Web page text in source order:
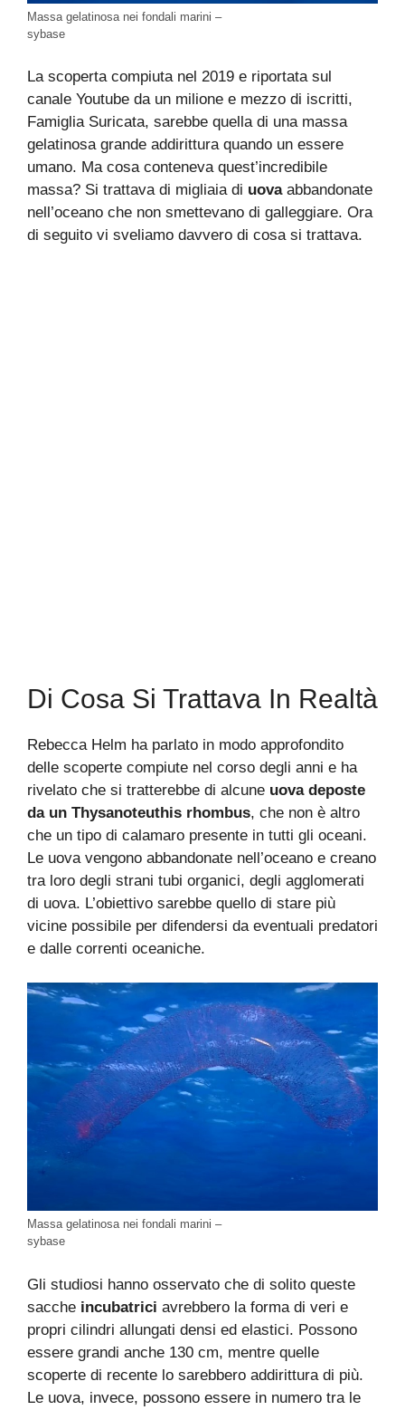
Massa gelatinosa nei fondali marini –
sybase
La scoperta compiuta nel 2019 e riportata sul
canale Youtube da un milione e mezzo di iscritti,
Famiglia Suricata, sarebbe quella di una massa
gelatinosa grande addirittura quando un essere
umano. Ma cosa conteneva quest’incredibile
massa? Si trattava di migliaia di uovaabbandonate
nell’oceano che non smettevano di galleggiare. Ora
di seguito vi sveliamo davvero di cosa si trattava.
Di Cosa Si Trattava In Realtà
Rebecca Helm ha parlato in modo approfondito
delle scoperte compiute nel corso degli anni e ha
rivelato che si tratterebbe di alcune uova deposte
da un Thysanoteuthis rhombus, che non è altro
che un tipo di calamaro presente in tutti gli oceani.
Le uova vengono abbandonate nell’oceano e creano
tra loro degli strani tubi organici, degli agglomerati
di uova. L’obiettivo sarebbe quello di stare più
vicine possibile per difendersi da eventuali predatori
e dalle correnti oceaniche.
Massa gelatinosa nei fondali marini –
sybase
Gli studiosi hanno osservato che di solito queste
sacche incubatrici avrebbero la forma di veri e
propri cilindri allungati densi ed elastici. Possono
essere grandi anche 130 cm, mentre quelle
scoperte di recente lo sarebbero addirittura di più.
Le uova, invece, possono essere in numero tra le